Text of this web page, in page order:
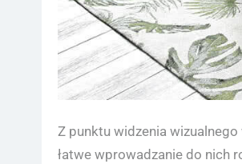
Z punktu widzenia
łatwe wprowadzanie do nich